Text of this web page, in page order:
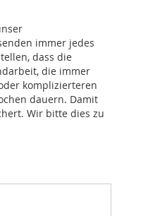
immer jedes
dass die
die immer
komplizierteren
dauern. Damit
Wir bitte dies zu